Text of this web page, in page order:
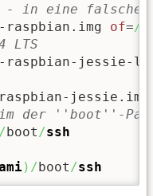
- in eine falsche
-raspbian.img of=/
LTS
-raspbian-jessie-
''boot''-
/boot/ssh
) /boot/ssh